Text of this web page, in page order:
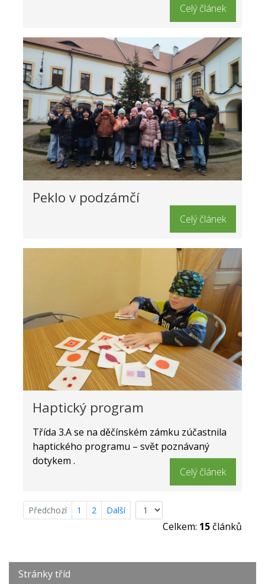
Celý článek
Peklo v podzámčí
Celý článek
Haptický program
Třída 3.A se na děčínském zámku zúčastnila
haptického programu – svět poznávaný
dotykem .
Celý článek
Předchozí 1 2 Další
Celkem: 15 článků
Stránky tříd